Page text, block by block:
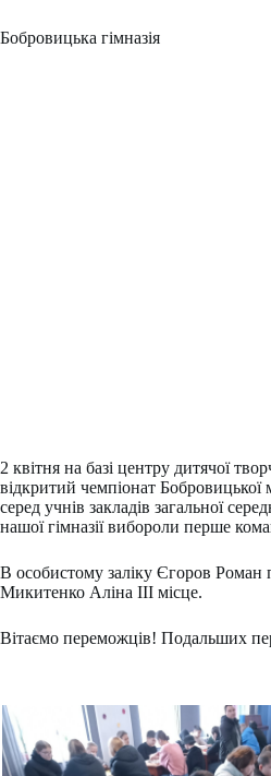
до
вмісту
Бобровицька гімназія
2 квітня на базі центру дитячої
відкритий чемпіонат Бобровицької
серед учнів закладів загальної
нашої гімназії вибороли перше
В особистому заліку Єгоров Роман
Микитенко Аліна III місце.
Вітаємо переможців! Подальших